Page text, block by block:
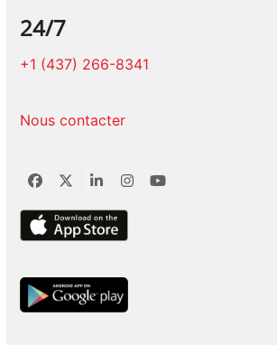
24/7
+1 (437) 266-8341
Nous contacter
Facebook
TwitterLinkedInInstagram
YouTube